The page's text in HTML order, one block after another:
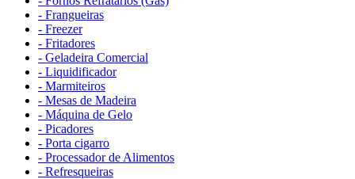
- Frangueiras
- Freezer
- Fritadores
- Geladeira Comercial
- Liquidificador
- Marmiteiros
- Mesas de Madeira
- Máquina de Gelo
- Picadores
- Porta cigarro
- Processador de Alimentos
- Refresqueiras